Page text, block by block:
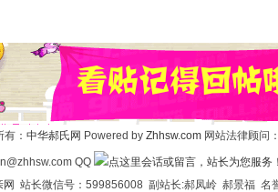
有： 中华郝氏网 Powered by Zhhsw.com 网站法律顾问
QQ
网 站长微信号：599856008 副站长:郝凤岭 郝景福 名